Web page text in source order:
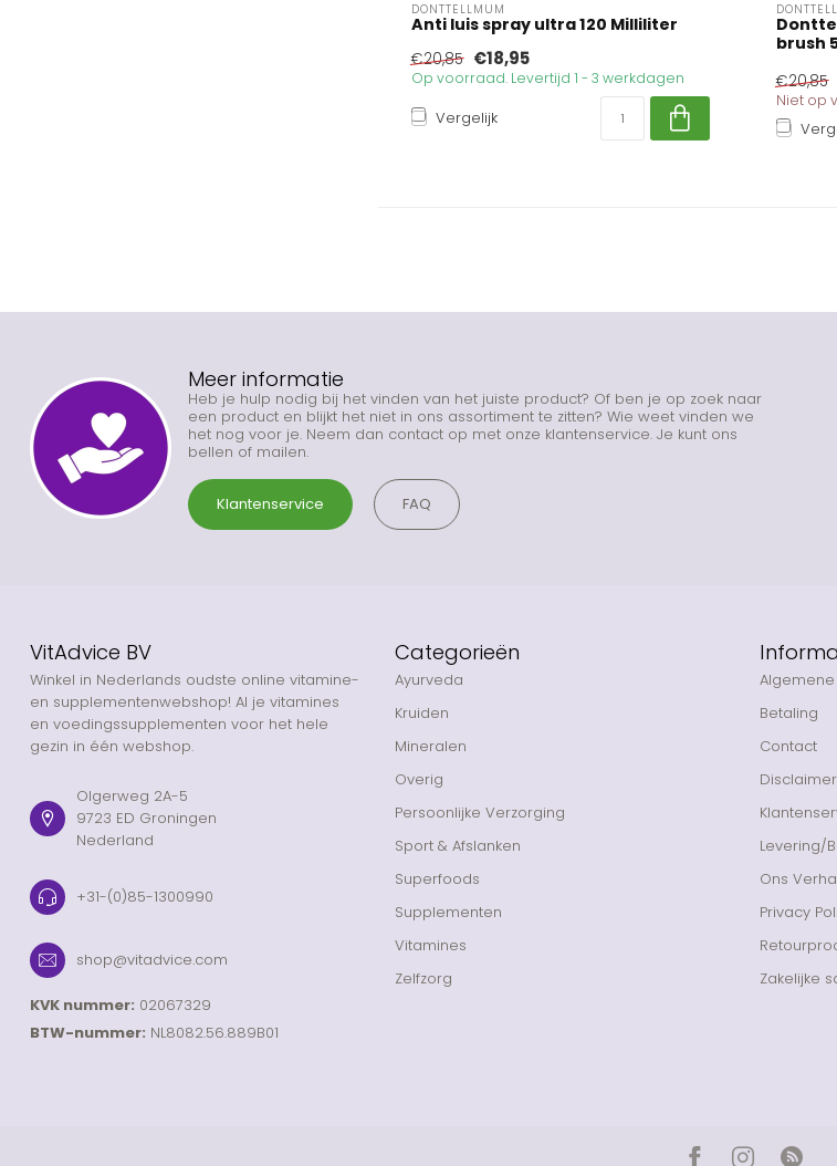
DONTTELLMUM
Anti luis spray ultra 120 Milliliter
€20,85 €18,95
Op voorraad. Levertijd 1 - 3 werkdagen
Vergelijk
brush
€20,85
Niet op
Meer informatie
Heb je hulp nodig bij het vinden van het juiste product? Of ben je op zoek naar
een product en blijkt het niet in ons assortiment te zitten? Wie weet vinden we
het nog voor je. Neem dan contact op met onze klantenservice. Je kunt ons
bellen of mailen.
Klantenservice FAQ
VitAdvice BV
Winkel in Nederlands oudste online vitamine-
en supplementenwebshop! Al je vitamines
en voedingssupplementen voor het hele
gezin in één webshop.
Olgerweg 2A-5
9723 ED Groningen
Nederland
+31-(0)85-1300990
shop@vitadvice.com
KVK nummer: 02067329
BTW-nummer: NL8082.56.889B01
Categorieën
Ayurveda
Kruiden
Mineralen
Overig
Persoonlijke Verzorging
Sport & Afslanken
Superfoods
Supplementen
Vitamines
Zelfzorg
Betaling
Contact
Levering/
Ons
Privacy
Zakelijke